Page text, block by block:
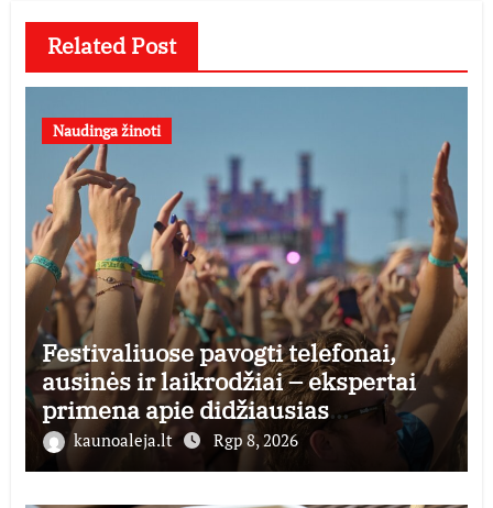
Related Post
Naudinga žinoti
Festivaliuose pavogti telefonai,
ausinės ir laikrodžiai – ekspertai
primena apie didžiausias
finansines rizikas
kaunoaleja.lt Rgp 8, 2026